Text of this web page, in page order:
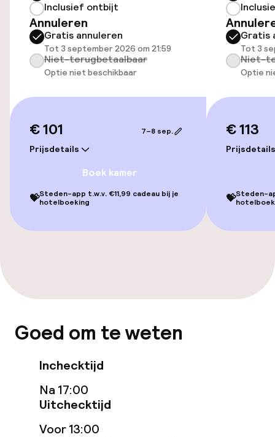
Toegankelijkheid
Lift
Zwemmen & wellness
Schoonheidssalon
Fitnessruimte / gym
Entertainment
Terras
Eet- en drinkgelegenheden
Restaurant
Bar
Inclusief ontbijt
Annuleren
Gratis annuleren
Tot 3 september 2026 om 21:59
Niet-terugbetaalbaar
Optie niet beschikbaar
€ 101
Prijsdetails
7–8 sep.
Boek kamer
💝Steden-app t.w.v. €11,99 cadeau bij je
hotelboeking
Gratis
Tot 3
Niet-
Optie
€ 113
Prijsdetails
💝Steden-
Goed om te weten
Inchecktijd
Na 17:00
Uitchecktijd
Voor 13:00